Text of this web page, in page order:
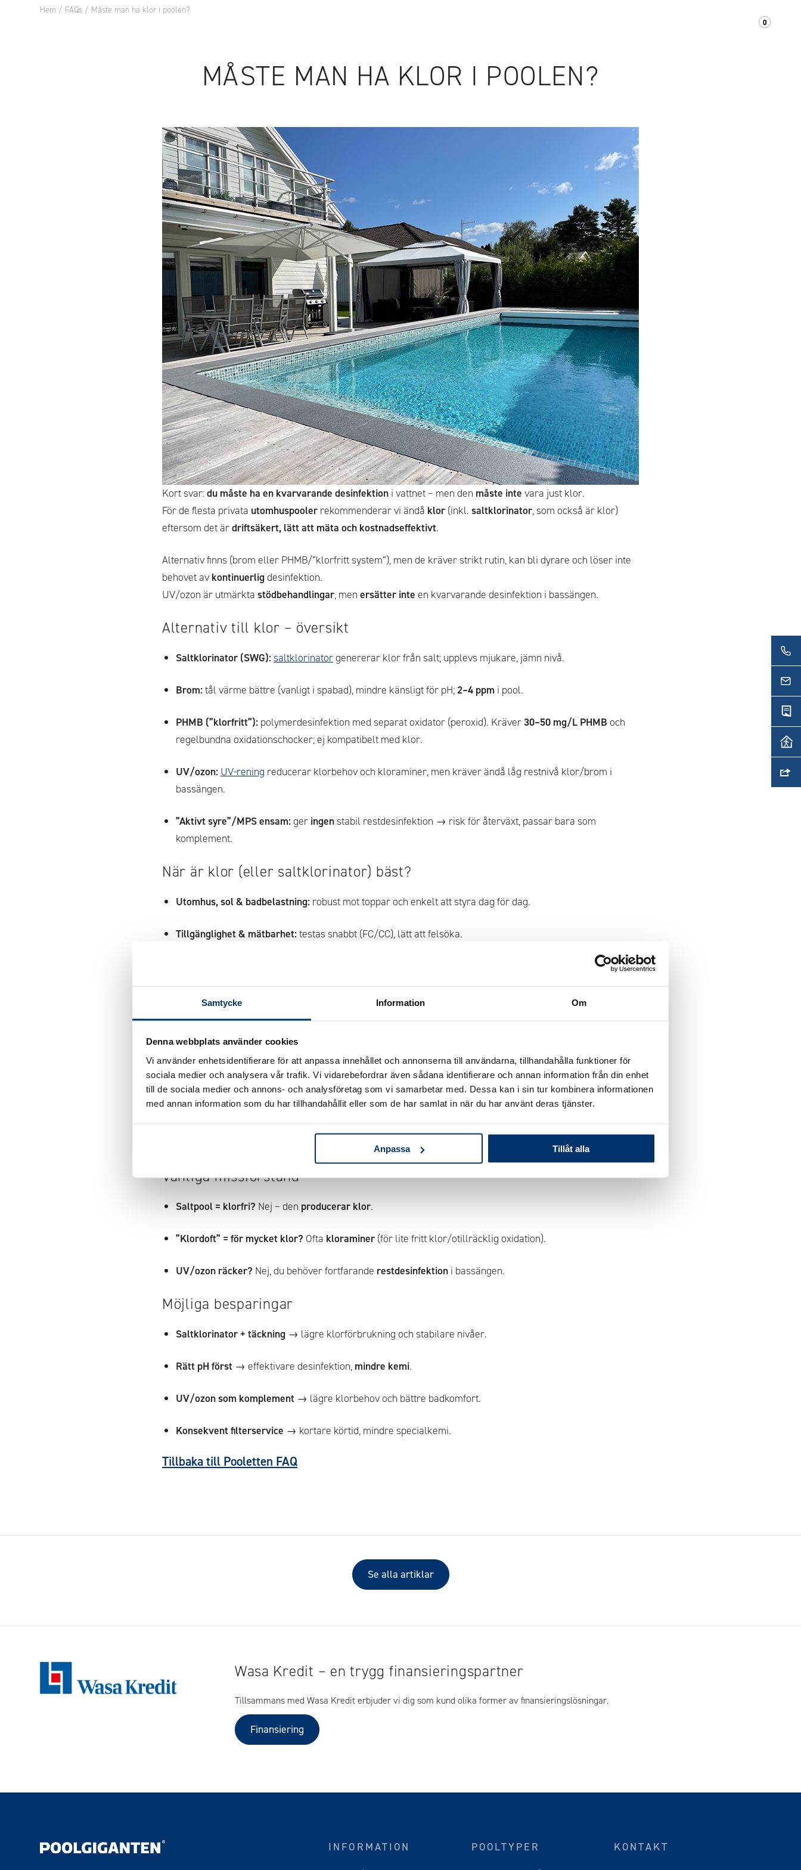
Samtycke Information Om
Denna webbplats använder cookies
Vi använder enhetsidentifierare för att anpassa innehållet och annonserna till användarna, tillhandahålla funktioner för
sociala medier och analysera vår trafik. Vi vidarebefordrar även sådana identifierare och annan information från din enhet
till de sociala medier och annons- och analysföretag som vi samarbetar med. Dessa kan i sin tur kombinera informationen
med annan information som du har tillhandahållit eller som de har samlat in när du har använt deras tjänster.
Anpassa Tillåt alla
Hem / FAQs / Måste man ha klor i poolen?
MÅSTE MAN HA KLOR I POOLEN?
Kort svar:du måste ha en kvarvarande desinfektion i vattnet – men den måste inte vara just klor.
För de flesta privata utomhuspooler rekommenderar vi ändå klor (inkl. saltklorinator, som också är klor)
eftersom det ärdriftsäkert, lätt att mäta och kostnadseffektivt.
Alternativ finns (brom eller PHMB/”klorfritt system”), men de kräver strikt rutin, kan bli dyrare och löser inte
behovet av kontinuerligdesinfektion.
UV/ozon är utmärkta stödbehandlingar, men ersätter inte en kvarvarande desinfektion i bassängen.
Alternativ till klor – översikt
Saltklorinator (SWG):saltklorinatorgenererar klor från salt; upplevs mjukare, jämn nivå.
Brom:tål värme bättre (vanligt i spabad), mindre känsligt för pH;2–4 ppm i pool.
PHMB (”klorfritt”):polymerdesinfektion med separat oxidator (peroxid). Kräver30–50 mg/L PHMB och
regelbundna oxidationschocker; ej kompatibelt med klor.
UV/ozon: UV-rening reducerar klorbehov och kloraminer, men kräver ändå låg restnivå klor/brom i
bassängen.
”Aktivt syre”/MPS ensam:ger ingenstabil restdesinfektion → risk för återväxt, passar bara som
komplement.
När är klor (eller saltklorinator) bäst?
Utomhus, sol & badbelastning:robust mot toppar och enkelt att styra dag för dag.
Tillgänglighet & mätbarhet:testas snabbt (FC/CC), lätt att felsöka.
Målintervall:ute med CYA 20–50 mg/L → FC 1,5–3,0 ppm vid hög belastning.
Brom:håll2–4 ppm, pH 7,2–7,6; byt tabletter/justera feeder regelbundet.
PHMB:håll30–50 mg/L, chockavecko-/behovsvismed väteperoxid, serva filtret ofta; blandaaldrigmed
klorprodukter.
, ren och täckning när poolen inte används.
Vanliga missförstånd
Saltpool = klorfri? Nej – den producerar klor.
”Klordoft” = för mycket klor? Ofta kloraminer(för lite fritt klor/otillräcklig oxidation).
UV/ozon räcker? Nej, du behöver fortfarande restdesinfektioni bassängen.
Möjliga besparingar
Saltklorinator + täckning→ lägre klorförbrukning och stabilare nivåer.
Rätt pH först→ effektivare desinfektion, mindre kemi.
UV/ozon som komplement→ lägre klorbehov och bättre badkomfort.
Konsekvent filterservice → kortare körtid, mindre specialkemi.
Tillbaka till Pooletten FAQ
Se alla artiklar
Wasa Kredit – en trygg finansieringspartner
Tillsammans med Wasa Kredit erbjuder vi dig som kund olika former av finansieringslösningar.
Finansiering
INFORMATION POOLTYPER KONTAKT
0